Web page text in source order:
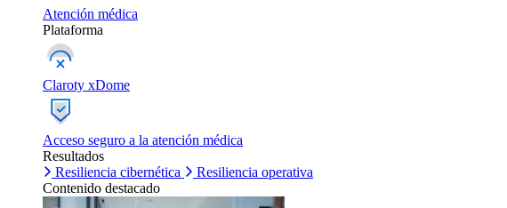
Atención médica
Plataforma
Claroty xDome
Acceso seguro a la atención médica
Resultados
Resiliencia cibernética
Resiliencia operativa
Contenido destacado